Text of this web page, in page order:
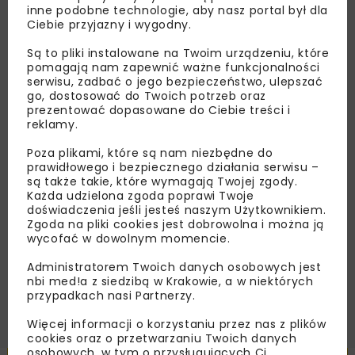
Lubisz wiedzieć więcej?
Zapisz się do newslettera aby otrzymywać od
nas najlepsze informacje branżowe,
zaproszenia na wydarzenia, atrakcyjne oferty i
dedykowane akcje specjalne.
Zapoznałam/em się zPolityką Prywatności
Regulaminemoraz wyrażam zgodę na otrzymywanie na
podany przeze mnie adres e-mail korespondencji
handlowej w postaci newslettera.
ZAPISZ MNIE
inne podobne technologie, aby nasz portal był dla
Ciebie przyjazny i wygodny.
Są to pliki instalowane na Twoim urządzeniu, które
pomagają nam zapewnić ważne funkcjonalności
serwisu, zadbać o jego bezpieczeństwo, ulepszać
go, dostosować do Twoich potrzeb oraz
prezentować dopasowane do Ciebie treści i
reklamy.
Poza plikami, które są nam niezbędne do
prawidłowego i bezpiecznego działania serwisu –
są także takie, które wymagają Twojej zgody.
Każda udzielona zgoda poprawi Twoje
doświadczenia jeśli jesteś naszym Użytkownikiem.
Zgoda na pliki cookies jest dobrowolna i można ją
wycofać w dowolnym momencie.
Administratorem Twoich danych osobowych jest
nbi med!a z siedzibą w Krakowie, a w niektórych
przypadkach nasi Partnerzy.
Więcej informacji o korzystaniu przez nas z plików
cookies oraz o przetwarzaniu Twoich danych